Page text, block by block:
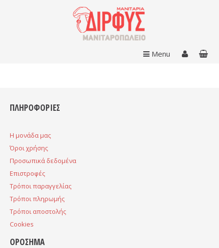
Menu
ΠΛΗΡΟΦΟΡΙΕΣ
H μονάδα μας
Όροι χρήσης
Προσωπικά δεδομένα
Επιστροφές
Τρόποι παραγγελίας
Τρόποι πληρωμής
Τρόποι αποστολής
Cookies
ΟΡΟΣΗΜΑ